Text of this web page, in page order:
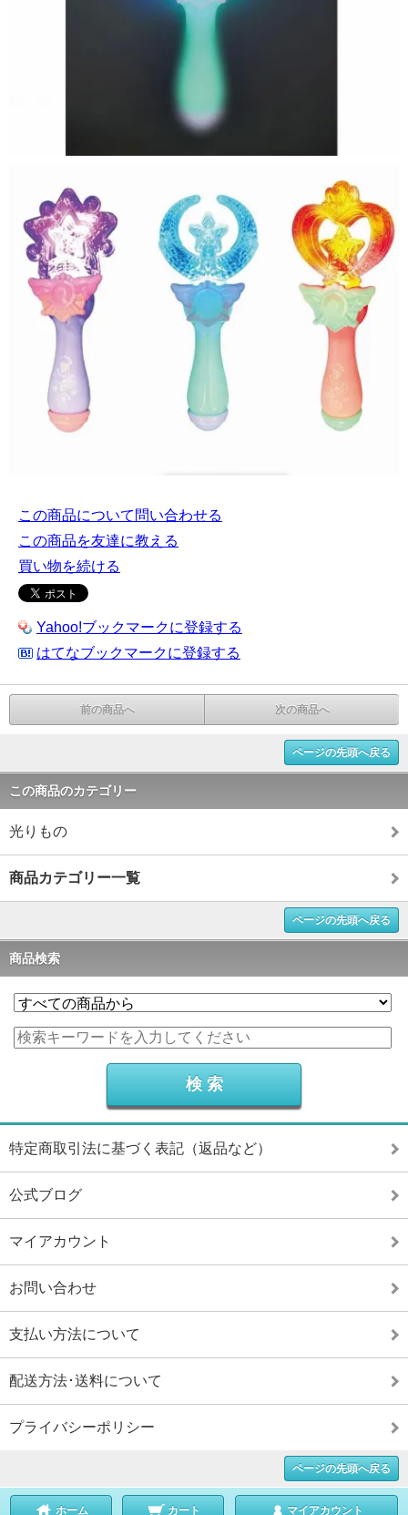
この商品について問い合わせる
この商品を友達に教える
買い物を続ける
Yahoo!ブックマークに登録する
はてなブックマークに登録する
前の商品へ 次の商品へ
ページの先頭へ戻る
この商品のカテゴリー
光りもの
商品カテゴリー一覧
ページの先頭へ戻る
商品検索
特定商取引法に基づく表記（返品など）
公式ブログ
マイアカウント
お問い合わせ
支払い方法について
配送方法･送料について
プライバシーポリシー
ページの先頭へ戻る
ホーム カート マイアカウント